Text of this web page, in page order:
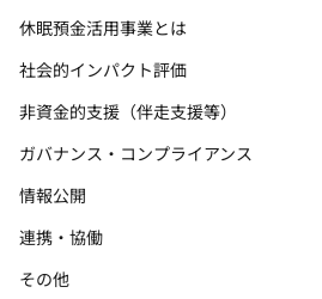
休眠預金活用事業とは
社会的インパクト評価
非資金的支援（伴走支援等）
ガバナンス・コンプライアンス
情報公開
連携・協働
その他